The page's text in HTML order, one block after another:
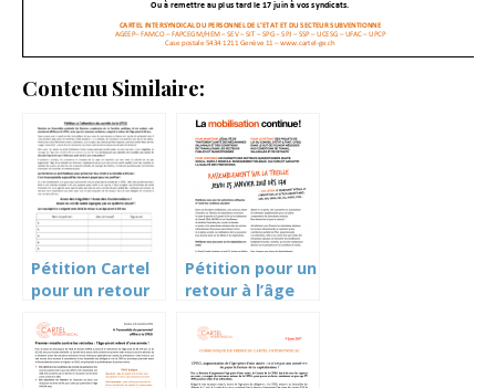
Contenu Similaire:
Pétition Cartel
pour un retour
64 ans!
Pétition pour un
retour à l’âge